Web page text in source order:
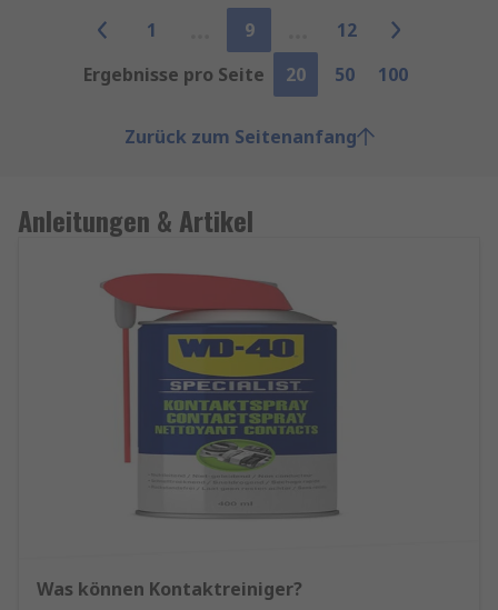
1 9
12
Ergebnisse pro Seite
20 50 100
Zurück zum Seitenanfang
Anleitungen & Artikel
Was können Kontaktreiniger?